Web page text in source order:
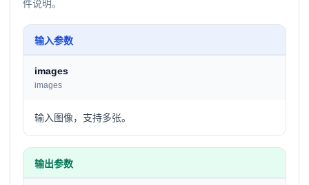
件说明。
输入参数
images
images
输入图像，支持多张。
输出参数